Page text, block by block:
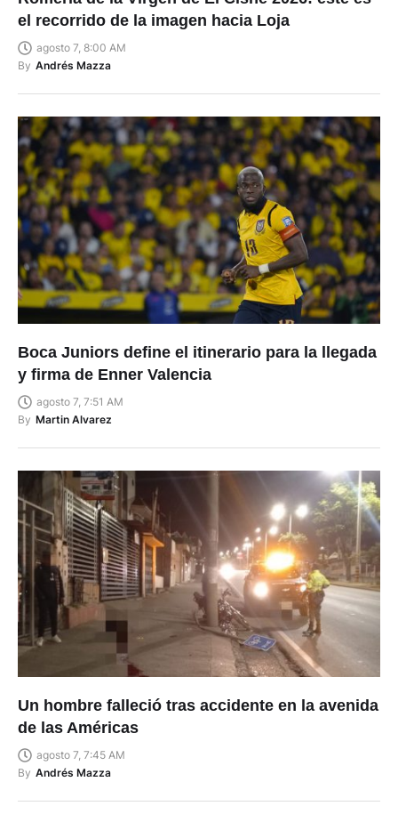
el recorrido de la imagen hacia Loja
agosto 7, 8:00 AM
By Andrés Mazza
Boca Juniors define el itinerario para la llegada
y firma de Enner Valencia
agosto 7, 7:51 AM
By Martin Alvarez
Un hombre falleció tras accidente en la avenida
de las Américas
agosto 7, 7:45 AM
By Andrés Mazza